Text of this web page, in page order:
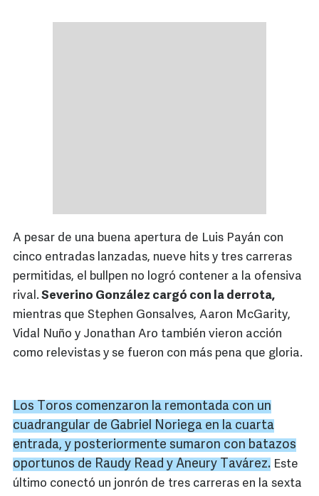
A pesar de una buena apertura de Luis Payán con
cinco entradas lanzadas, nueve hits y tres carreras
permitidas, el bullpen no logró contener a la ofensiva
rival. Severino González cargó con la derrota,
mientras que Stephen Gonsalves, Aaron McGarity,
Vidal Nuño y Jonathan Aro también vieron acción
como relevistas y se fueron con más pena que gloria.
Los Toros comenzaron la remontada con un
cuadrangular de Gabriel Noriega en la cuarta
entrada, y posteriormente sumaron con batazos
oportunos de Raudy Read y Aneury Tavárez. Este
último conectó un jonrón de tres carreras en la sexta